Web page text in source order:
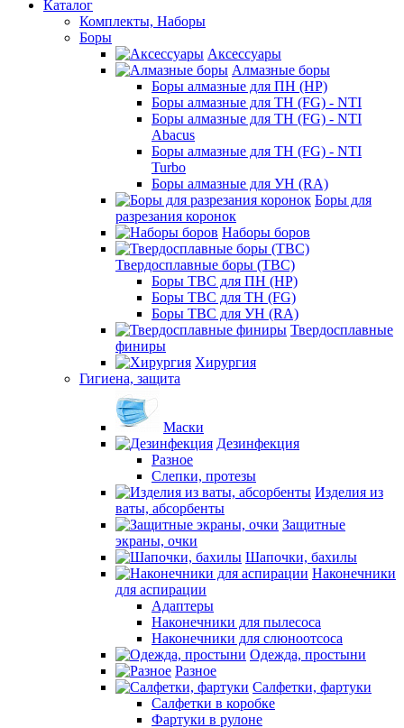
Каталог
Комплекты, Наборы
Боры
Аксессуары
Алмазные боры
Боры алмазные для ПН (HP)
Боры алмазные для ТН (FG) - NTI
Боры алмазные для ТН (FG) - NTI
Abacus
Боры алмазные для ТН (FG) - NTI
Turbo
Боры алмазные для УН (RA)
Боры для
разрезания коронок
Наборы боров
Твердосплавные боры (ТВС)
Боры ТВС для ПН (HP)
Боры ТВС для ТН (FG)
Боры ТВС для УН (RA)
Твердосплавные
финиры
Хирургия
Гигиена, защита
Маски
Дезинфекция
Разное
Слепки, протезы
Изделия из
ваты, абсорбенты
Защитные
экраны, очки
Шапочки, бахилы
Наконечники
для аспирации
Адаптеры
Наконечники для пылесоса
Наконечники для слюноотсоса
Одежда, простыни
Разное
Салфетки, фартуки
Салфетки в коробке
Фартуки в рулоне